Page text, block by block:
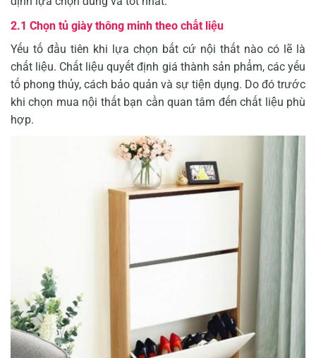
2.1 Chọn tủ giày thông minh theo chất liệu
Yếu tố đầu tiên khi lựa chọn bất cứ nội thất nào có lẽ là
chất liệu. Chất liệu quyết định giá thành sản phẩm, các yếu
tố phong thủy, cách bảo quản và sự tiện dụng. Do đó trước
khi chọn mua nội thất bạn cần quan tâm đến chất liệu phù
hợp.